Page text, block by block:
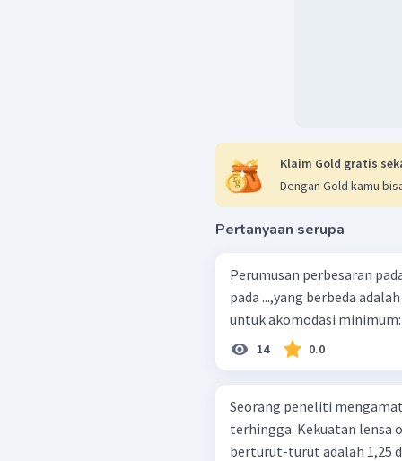
Klaim Gold gratis
Dengan Gold kamu
Pertanyaan serupa
Perumusan perbesaran
pada ...,yang berbeda
untuk akomodasi minimum:
14 0.0
Seorang peneliti
terhingga. Kekuatan lensa
berturut-turut adalah 1,25